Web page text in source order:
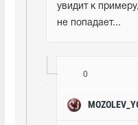
увидит к
не попадает...
0